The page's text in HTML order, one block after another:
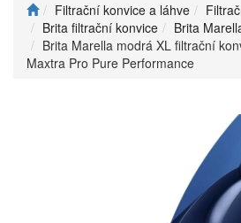
Filtrační konvice a láhve
Brita filtrační konvice
Brita
Brita Marella modrá XL filtrační
Maxtra Pro Pure Performance